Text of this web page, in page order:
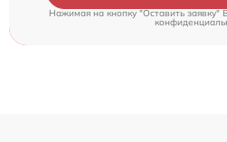
Нажимая на кнопку "Оставить заявку"